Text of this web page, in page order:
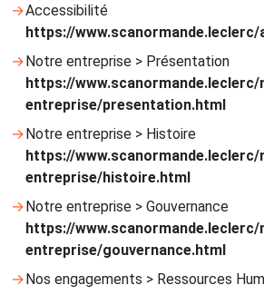
Accessibilité
https://
Notre entreprise > Présentation
https://
entreprise/presentation.html
Notre entreprise > Histoire
https://
entreprise/histoire.html
Notre entreprise > Gouvernance
https://
entreprise/gouvernance.html
Nos engagements > Ressources